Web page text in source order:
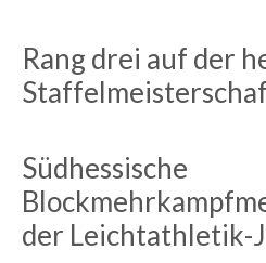
Rang drei auf der
Südhessische
der Leichtathletik-